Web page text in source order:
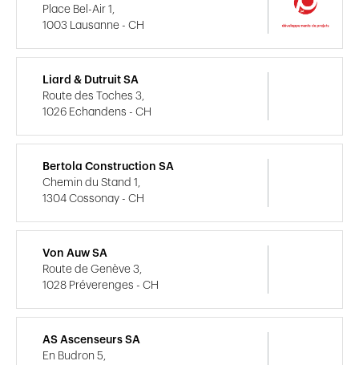
Place Bel-Air 1,
1003 Lausanne - CH
Liard & Dutruit SA
Route des Toches 3,
1026 Echandens - CH
Bertola Construction SA
Chemin du Stand 1,
1304 Cossonay - CH
Von Auw SA
Route de Genève 3,
1028 Préverenges - CH
AS Ascenseurs SA
En Budron 5,